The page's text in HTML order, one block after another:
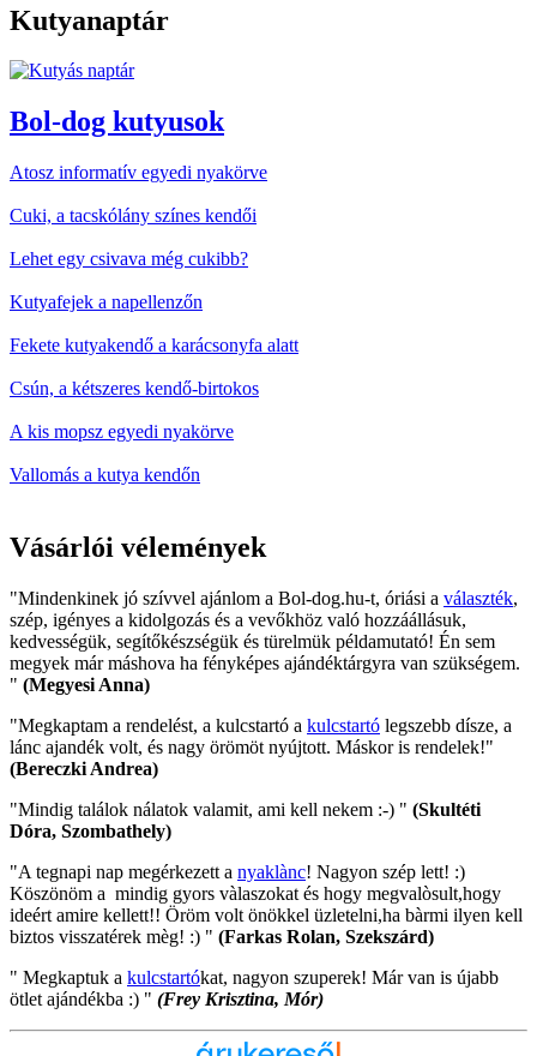
Kutyanaptár
Bol-dog kutyusok
Atosz informatív egyedi nyakörve
Cuki, a tacskólány színes kendői
Lehet egy csivava még cukibb?
Kutyafejek a napellenzőn
Fekete kutyakendő a karácsonyfa alatt
Csún, a kétszeres kendő-birtokos
A kis mopsz egyedi nyakörve
Vallomás a kutya kendőn
Vásárlói vélemények
"Mindenkinek jó szívvel ajánlom a Bol-dog.hu-t, óriási a választék,
szép, igényes a kidolgozás és a vevőkhöz való hozzáállásuk,
kedvességük, segítőkészségük és türelmük példamutató! Én sem
megyek már máshova ha fényképes ajándéktárgyra van szükségem.
" (Megyesi Anna)
"Megkaptam a rendelést, a kulcstartó a kulcstartó legszebb dísze, a
lánc ajandék volt, és nagy örömöt nyújtott. Máskor is rendelek!"
(Bereczki Andrea)
"Mindig találok nálatok valamit, ami kell nekem :-) " (Skultéti
Dóra, Szombathely)
"A tegnapi nap megérkezett a nyaklànc! Nagyon szép lett! :)
Köszönöm a mindig gyors vàlaszokat és hogy megvalòsult,hogy
ideért amire kellett!! Öröm volt önökkel üzletelni,ha bàrmi ilyen kell
biztos visszatérek mèg! :) " (Farkas Rolan, Szekszárd)
" Megkaptuk a kulcstartókat, nagyon szuperek! Már van is újabb
ötlet ajándékba :) " (Frey Krisztina, Mór)